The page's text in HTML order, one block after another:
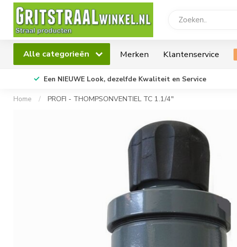
Alle categorieën Merken Klantenservice
Een NIEUWE Look, dezelfde Kwaliteit en Service
Home /
PROFI - THOMPSONVENTIEL TC 1.1/4"